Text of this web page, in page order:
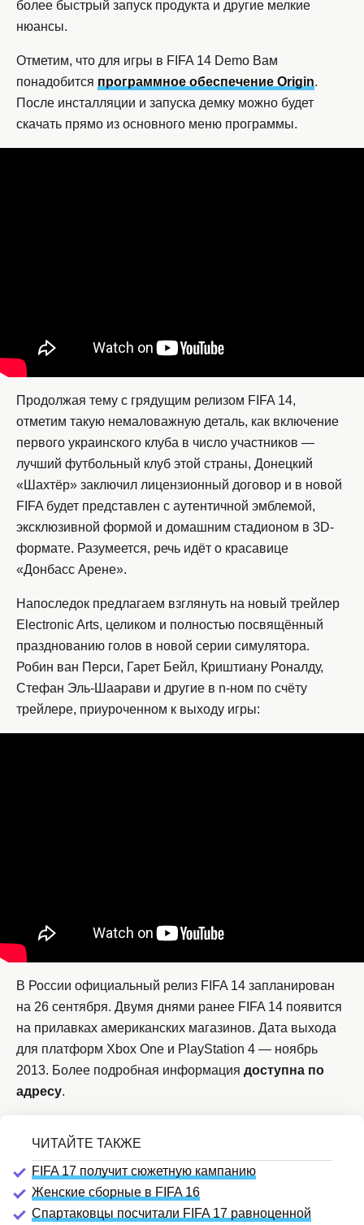
более быстрый запуск продукта и другие мелкие
нюансы.
Отметим, что для игры в FIFA 14 Demo Вам
понадобится программное обеспечение Origin.
После инсталляции и запуска демку можно будет
скачать прямо из основного меню программы.
Продолжая тему с грядущим релизом FIFA 14,
отметим такую немаловажную деталь, как включение
первого украинского клуба в число участников —
лучший футбольный клуб этой страны, Донецкий
«Шахтёр» заключил лицензионный договор и в новой
FIFA будет представлен с аутентичной эмблемой,
эксклюзивной формой и домашним стадионом в 3D-
формате. Разумеется, речь идёт о красавице
«Донбасс Арене».
Напоследок предлагаем взглянуть на новый трейлер
Electronic Arts, целиком и полностью посвящённый
празднованию голов в новой серии симулятора.
Робин ван Перси, Гарет Бейл, Криштиану Роналду,
Стефан Эль-Шаарави и другие в n-ном по счёту
трейлере, приуроченном к выходу игры:
В России официальный релиз FIFA 14 запланирован
на 26 сентября. Двумя днями ранее FIFA 14 появится
на прилавках американских магазинов. Дата выхода
для платформ Xbox One и PlayStation 4 — ноябрь
2013. Более подробная информация доступна по
адресу.
FIFA 17 получит сюжетную кампанию
Женские сборные в FIFA 16
Спартаковцы посчитали FIFA 17 равноценной